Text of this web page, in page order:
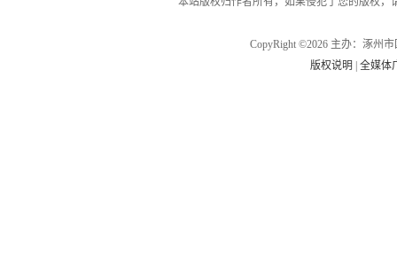
CopyRight ©2026 主办：涿州
版权说明
|全媒体